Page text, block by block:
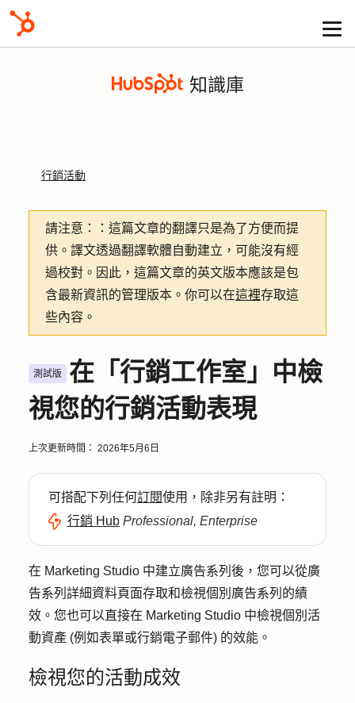
知識庫
行銷活動
請注意：
：這篇文章的翻譯只是為了方便而提
供。譯文透過翻譯軟體自動建立，可能沒有經
過校對。因此，這篇文章的英文版本應該是包
含最新資訊的管理版本。你可以在這裡存取這
些內容。
測試版
在「行銷工作室」中檢
視您的行銷活動表現
上次更新時間： 2026年5月6日
可搭配下列任何訂閱使用，除非另有註明：
行銷 Hub Professional, Enterprise
在 Marketing Studio 中建立廣告系列後，您可以從廣
告系列詳細資料頁面存取和檢視個別廣告系列的績
效。您也可以直接在 Marketing Studio 中檢視個別活
動資產 (例如表單或行銷電子郵件) 的效能。
檢視您的活動成效